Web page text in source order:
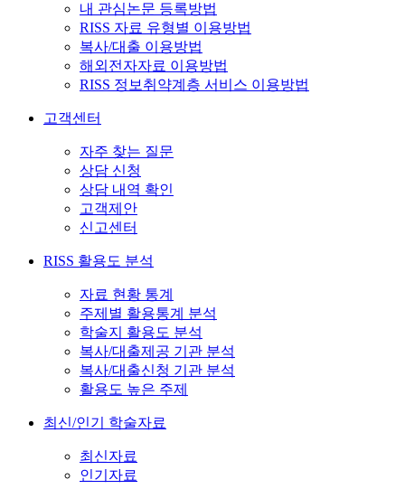
내 관심논문 등록방법
RISS 자료 유형별 이용방법
복사/대출 이용방법
해외전자자료 이용방법
RISS 정보취약계층 서비스 이용방법
고객센터
자주 찾는 질문
상담 신청
상담 내역 확인
고객제안
신고센터
RISS 활용도 분석
자료 현황 통계
주제별 활용통계 분석
학술지 활용도 분석
복사/대출제공 기관 분석
복사/대출신청 기관 분석
활용도 높은 주제
최신/인기 학술자료
최신자료
인기자료